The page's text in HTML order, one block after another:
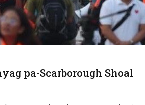
pa-Scarborough Shoal